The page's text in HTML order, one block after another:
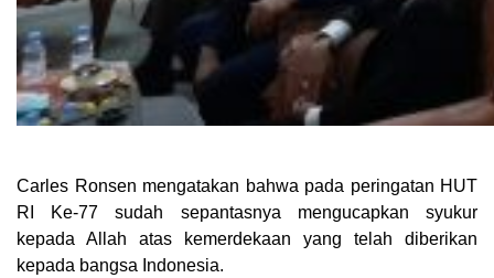
Carles Ronsen mengatakan bahwa pada peringatan HUT
RI Ke-77 sudah sepantasnya mengucapkan syukur
kepada Allah atas kemerdekaan yang telah diberikan
kepada bangsa Indonesia.